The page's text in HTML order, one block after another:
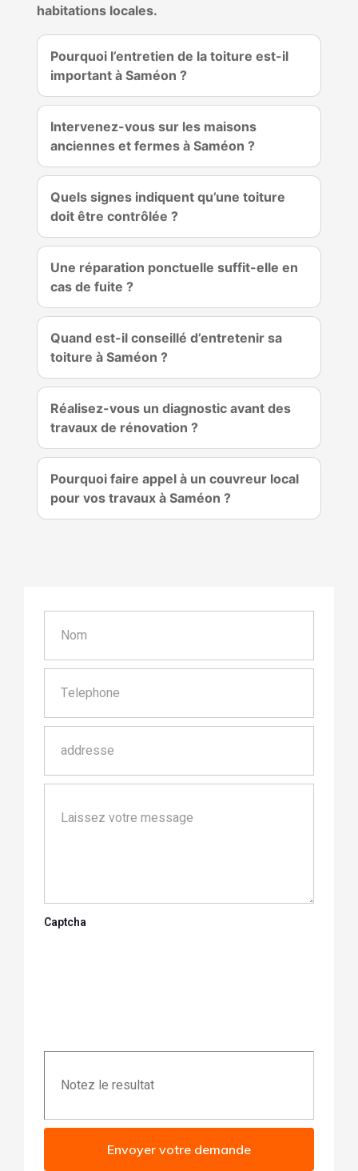
habitations locales.
Pourquoi l’entretien de la toiture est-il
important à Saméon ?
Intervenez-vous sur les maisons
anciennes et fermes à Saméon ?
Quels signes indiquent qu’une toiture
doit être contrôlée ?
Une réparation ponctuelle suffit-elle en
cas de fuite ?
Quand est-il conseillé d’entretenir sa
toiture à Saméon ?
Réalisez-vous un diagnostic avant des
travaux de rénovation ?
Pourquoi faire appel à un couvreur local
pour vos travaux à Saméon ?
Captcha
Envoyer votre demande